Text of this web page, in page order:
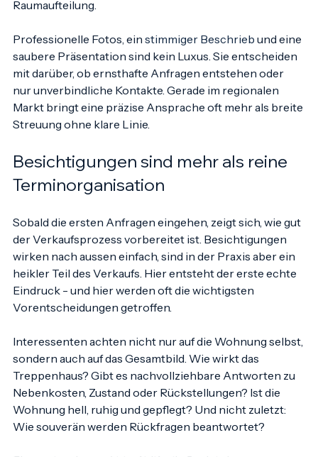
die gute Anbindung, die ruhige Lage oder die praktische
Professionelle Fotos, ein stimmiger Beschrieb und eine
saubere Präsentation sind kein Luxus. Sie entscheiden
mit darüber, ob ernsthafte Anfragen entstehen oder
nur unverbindliche Kontakte. Gerade im regionalen
Markt bringt eine präzise Ansprache oft mehr als breite
Besichtigungen sind mehr als reine
Sobald die ersten Anfragen eingehen, zeigt sich, wie gut
der Verkaufsprozess vorbereitet ist. Besichtigungen
wirken nach aussen einfach, sind in der Praxis aber ein
heikler Teil des Verkaufs. Hier entsteht der erste echte
Eindruck - und hier werden oft die wichtigsten
Interessenten achten nicht nur auf die Wohnung selbst,
sondern auch auf das Gesamtbild. Wie wirkt das
Treppenhaus? Gibt es nachvollziehbare Antworten zu
Nebenkosten, Zustand oder Rückstellungen? Ist die
Wohnung hell, ruhig und gepflegt? Und nicht zuletzt: